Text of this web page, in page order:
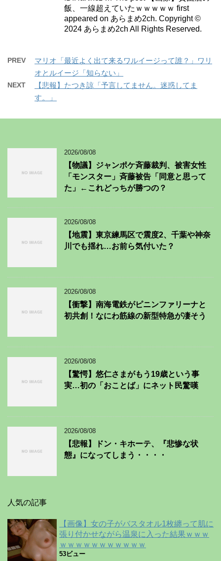
飯、一線超えていたｗｗｗｗｗ first
appeared on あらまめ2ch. Copyright ©
2024 あらまめ2ch All Rights Reserved.
PREV
マリオ「最近よく出て来るワルイージって誰？」ワリ
オとルイージ「知らない」
NEXT
【悲報】たつき諒「予言してません。迷惑してま
す。」
2026/08/08
【物議】ジャンポケ斉藤裁判、被害女性
「モンスター」斉藤被告「同意と思って
た」←これどっちが勝つの？
2026/08/08
【地震】東京練馬区で震度2、千葉や神奈
川でも揺れ…お前ら気付いた？
2026/08/08
【衝撃】南海電鉄がピニンファリーナと
初共創！なにわ筋線の新型特急が凄そう
2026/08/08
【驚愕】悠仁さまがもう19歳という事
実…初の「おことば」にネット民驚嘆
2026/08/08
【悲報】ドン・キホーテ、『悲惨な状
態』になってしまう・・・・
人気の記事
【画像】女の子がバスタオル1枚纏って肌に
張り付かせながら温泉に入った結果ｗｗｗ
ｗｗｗｗｗｗｗｗｗｗｗ
53ビュー